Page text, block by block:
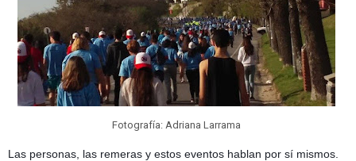
Fotografía: Adriana Larrama
Las personas, las remeras y estos eventos hablan por sí mismos.